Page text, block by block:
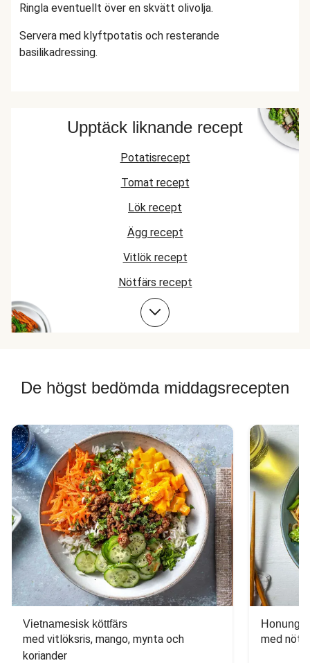
Ringla eventuellt över en skvätt olivolja.
Servera med klyftpotatis och resterande
basilikadressing.
Upptäck liknande recept
Potatisrecept
Tomat recept
Lök recept
Ägg recept
Vitlök recept
Nötfärs recept
Biffrecept
De högst bedömda middagsrecepten
Vietnamesisk köttfärs
med vitlöksris, mango, mynta och
koriander
med